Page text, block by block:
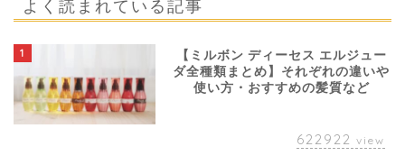
よく読まれている記事
1
【ミルボン ディーセス エルジュー
ダ全種類まとめ】それぞれの違いや
使い方・おすすめの髪質など
622922 view